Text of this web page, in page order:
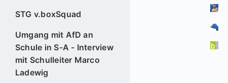
STG v.boxSquad
Umgang mit AfD an
Schule in S-A - Interview
mit Schulleiter Marco
Ladewig